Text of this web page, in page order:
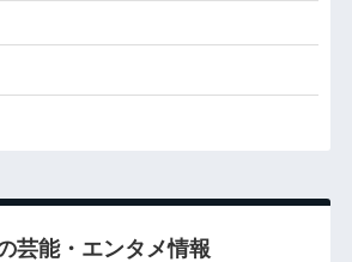
芸能・エンタメ情報